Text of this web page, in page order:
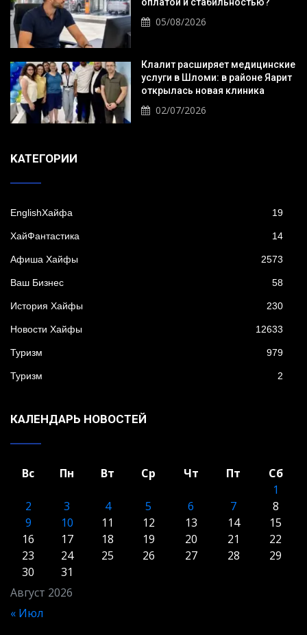
05/08/2026
Клалит расширяет медицинские
услуги в Шломи: в районе Яарит
открылась новая клиника
02/07/2026
KАТЕГОРИИ
EnglishХайфа 19
XайФантастика 14
Афиша Хайфы 2573
Ваш Бизнес 58
История Хайфы 230
Новости Хайфы 12633
Туризм 979
Туризм 2
КАЛЕНДАРЬ НОВОСТЕЙ
Август 2026
Вс Пн Вт Ср Чт Пт
Сб
1
2
3 4 5 6 7
8
9
10 11 12 13 14
15
16
17 18 19 20 21
22
23
24 25 26 27 28
29
30
31
« Июл